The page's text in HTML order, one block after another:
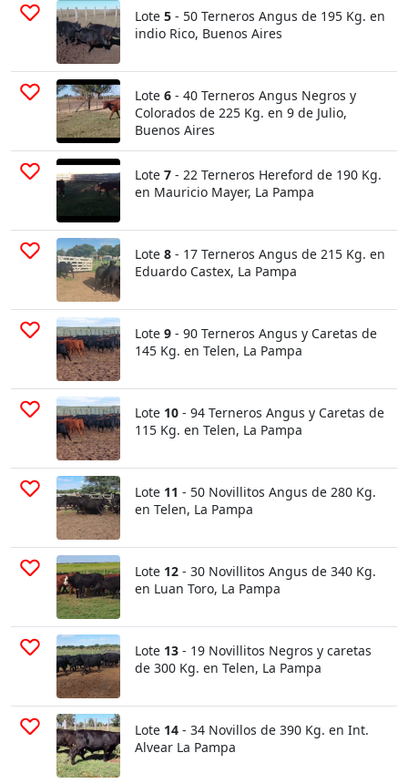
Lote 5 - 50 Terneros Angus de 195 Kg. en
indio Rico, Buenos Aires
Lote 6 - 40 Terneros Angus Negros y
Colorados de 225 Kg. en 9 de Julio,
Buenos Aires
Lote 7 - 22 Terneros Hereford de 190 Kg.
en Mauricio Mayer, La Pampa
Lote 8 - 17 Terneros Angus de 215 Kg. en
Eduardo Castex, La Pampa
Lote 9 - 90 Terneros Angus y Caretas de
145 Kg. en Telen, La Pampa
Lote 10 - 94 Terneros Angus y Caretas de
115 Kg. en Telen, La Pampa
Lote 11 - 50 Novillitos Angus de 280 Kg.
en Telen, La Pampa
Lote 12 - 30 Novillitos Angus de 340 Kg.
en Luan Toro, La Pampa
Lote 13 - 19 Novillitos Negros y caretas
de 300 Kg. en Telen, La Pampa
Lote 14 - 34 Novillos de 390 Kg. en Int.
Alvear La Pampa